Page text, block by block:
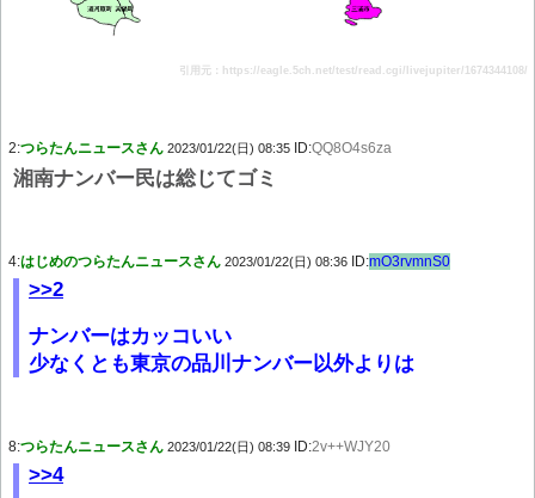
引用元：https://eagle.5ch.net/test/read.cgi/livejupiter/1674344108/
2:つらたんニュースさん 2023/01/22(日) 08:35 ID:QQ8O4s6za
湘南ナンバー民は総じてゴミ
4:はじめのつらたんニュースさん 2023/01/22(日) 08:36 ID:mO3rvmnS0
>>2
ナンバーはカッコいい
少なくとも東京の品川ナンバー以外よりは
8:つらたんニュースさん 2023/01/22(日) 08:39 ID:2v++WJY20
>>4